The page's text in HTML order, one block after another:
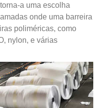
a uma escolha
onde uma barreira
poliméricas, como
nylon, e várias